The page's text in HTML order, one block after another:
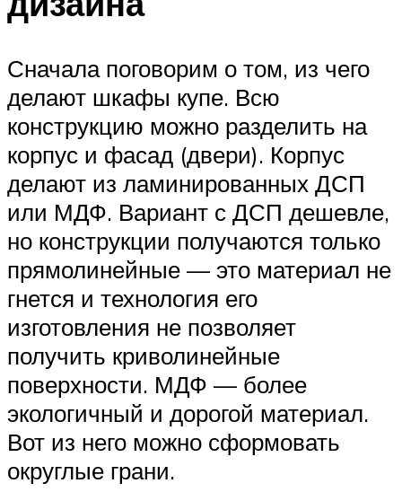
Сначала поговорим о том, из чего
делают шкафы купе. Всю
конструкцию можно разделить на
корпус и фасад (двери). Корпус
делают из ламинированных ДСП
или МДФ. Вариант с ДСП дешевле,
но конструкции получаются только
прямолинейные — это материал не
гнется и технология его
изготовления не позволяет
получить криволинейные
поверхности. МДФ — более
экологичный и дорогой материал.
Вот из него можно сформовать
округлые грани.